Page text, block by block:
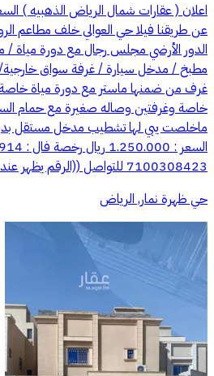
اعلان ( عقارات شمال الرياض الذهبيه )
الدور الأرضي مجلس رجال مع دورة مياة
غرف من ضمنها ماستر مع دورة مياة
خاصة وغرفتين وصاله صغيرة مع حمام
ماخلصت يبي لها تشطيب مدخل مستقل
7100308423 للتواصل ((الرقم يظهر عند الضغط على اتصال))
حي ظهرة نمار, الرياض